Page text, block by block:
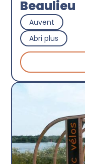
Beaulieu
Auvent
Abri plus